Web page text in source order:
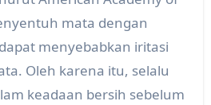
mata dengan
menyebabkan iritasi
Oleh karena itu, selalu
keadaan bersih sebelum